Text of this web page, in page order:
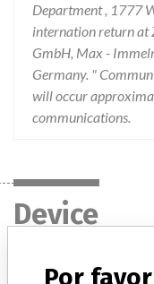
Department , 1777
internation return at
GmbH, Max -
Germany. "
will occur
communications.
Device
Device Recall
Por